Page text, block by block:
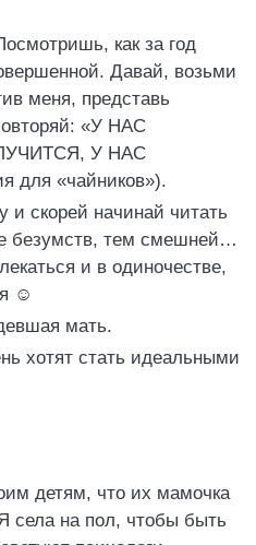
как за год
Давай, возьми
меня, представь
«У НАС
У НАС
для «чайников»).
и скорей начинай читать
безумств, тем смешней…
и в одиночестве,
☺
мать.
хотят стать идеальными
детям, что их мамочка
села на пол, чтобы быть